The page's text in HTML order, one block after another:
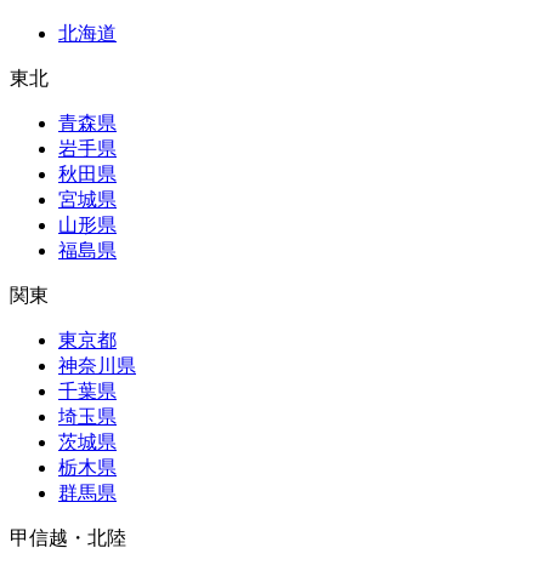
北海道
東北
青森県
岩手県
秋田県
宮城県
山形県
福島県
関東
東京都
神奈川県
千葉県
埼玉県
茨城県
栃木県
群馬県
甲信越・北陸